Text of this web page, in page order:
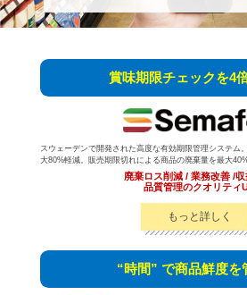
賞味期限チェックを4
スウェーデンで開発された高度な有効期限管理システム
大80%軽減。販売期限切れによる商品の廃棄量を最大
廃棄ロス削減 / 業務改善 /収
品質管理のクオリティ
もっと詳しく
“時間” で商品鮮度を